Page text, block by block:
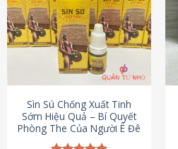
Sìn Sú Chống Xuất Tinh
Sớm Hiệu Quả – Bí Quyết
Phòng The Của Người Ê Đê